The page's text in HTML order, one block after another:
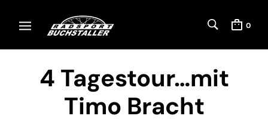
0
4 Tagestour…mit
Timo Bracht